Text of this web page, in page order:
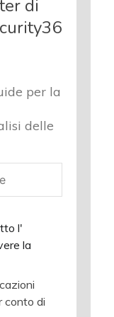
di
per la
delle
l'
la
conto di